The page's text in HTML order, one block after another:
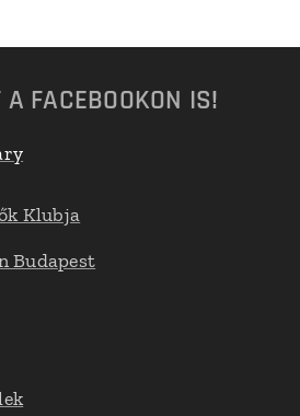
FACEBOOKON IS!
Klubja
Budapest